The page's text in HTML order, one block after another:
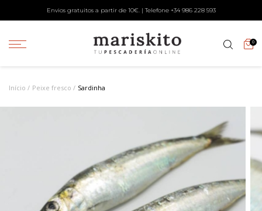
Envios gratuitos a partir de 10€. | Telefone +34 986 228 593
0
Início Peixe fresco Sardinha